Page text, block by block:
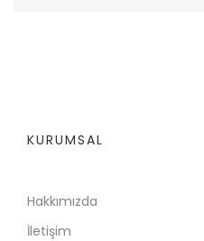
KURUMSAL
Hakkımızda
İletişim